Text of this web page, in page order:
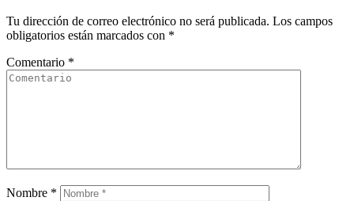
Tu dirección de correo electrónico no será publicada. Los campos
obligatorios están marcados con *
Comentario *
Nombre *